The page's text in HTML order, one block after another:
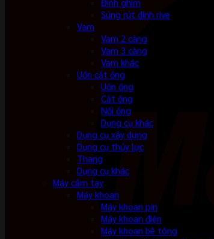
Đinh ghim
Súng rút đinh rive
Vam
Vam 2 càng
Vam 3 càng
Vam khác
Uốn cắt ống
Uốn ống
Cắt ống
Nối ống
Dụng cụ khác
Dụng cụ xây dựng
Dụng cụ thủy lực
Thang
Dụng cụ khác
Máy cầm tay
Máy khoan
Máy khoan pin
Máy khoan điện
Máy khoan bê tông